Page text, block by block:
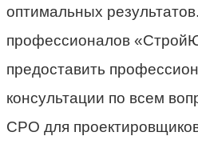
оптимальных
профессионалов
предоставить
консультации по всем
СРО для